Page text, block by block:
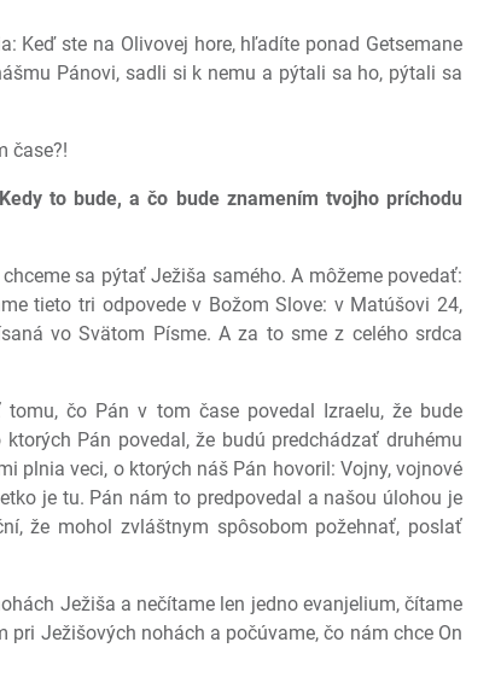
Keď ste na Olivovej hore, hľadíte ponad Getsemane
Pánovi, sadli si k nemu a pýtali sa ho, pýtali sa
čase?!
to bude, a čo bude znamením tvojho príchodu
sa pýtať Ježiša samého. A môžeme povedať:
tieto tri odpovede v Božom Slove: v Matúšovi 24,
vo Svätom Písme. A za to sme z celého srdca
čo Pán v tom čase povedal Izraelu, že bude
Pán povedal, že budú predchádzať druhému
plnia veci, o ktorých náš Pán hovoril: Vojny, vojnové
je tu. Pán nám to predpovedal a našou úlohou je
že mohol zvláštnym spôsobom požehnať, poslať
Ježiša a nečítame len jedno evanjelium, čítame
Ježišových nohách a počúvame, čo nám chce On